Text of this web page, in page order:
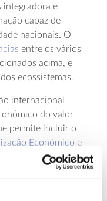
integradora e
capaz de
nacionais. O
entre os vários
acima, e
ecossistemas.
internacional
do valor
permite incluir o
Económico e
e usado pela
contrário do